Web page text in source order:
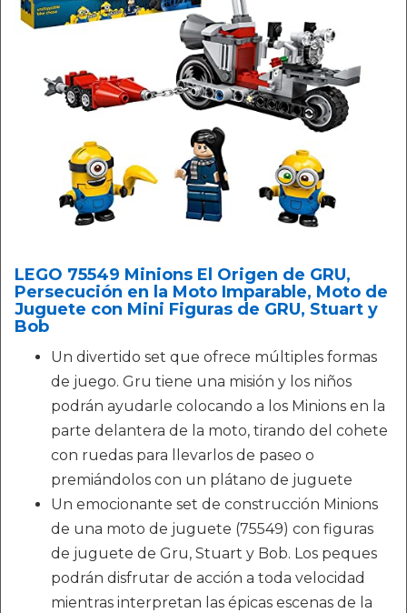
LEGO 75549 Minions El Origen de GRU,
Persecución en la Moto Imparable, Moto de
Juguete con Mini Figuras de GRU, Stuart y
Bob
Un divertido set que ofrece múltiples formas
de juego. Gru tiene una misión y los niños
podrán ayudarle colocando a los Minions en la
parte delantera de la moto, tirando del cohete
con ruedas para llevarlos de paseo o
premiándolos con un plátano de juguete
Un emocionante set de construcción Minions
de una moto de juguete (75549) con figuras
de juguete de Gru, Stuart y Bob. Los peques
podrán disfrutar de acción a toda velocidad
mientras interpretan las épicas escenas de la